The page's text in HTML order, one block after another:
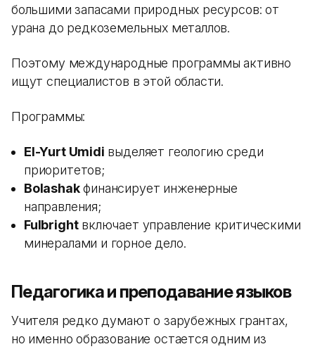
большими запасами природных ресурсов: от
урана до редкоземельных металлов.
Поэтому международные программы активно
ищут специалистов в этой области.
Программы:
El-Yurt Umidi выделяет геологию среди
приоритетов;
Bolashakфинансирует инженерные
направления;
Fulbrightвключает управление критическими
минералами и горное дело.
Педагогика и преподавание языков
Учителя редко думают о зарубежных грантах,
но именно образование остается одним из